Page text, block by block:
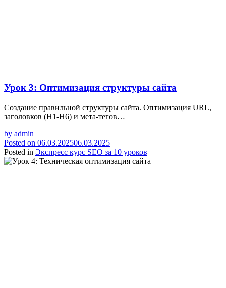
Урок 3: Оптимизация структуры сайта
Создание правильной структуры сайта. Оптимизация URL,
заголовков (H1-H6) и мета-тегов…
by admin
Posted on 06.03.202506.03.2025
Posted in Экспресс курс SEO за 10 уроков